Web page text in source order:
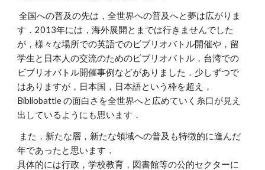
全国への普及の先は，全世界への普及へと夢は広がりま
す．2013年には，海外展開とまでは行きませんでした
が，様々な場所での英語でのビブリオバトル開催や，留
学生と日本人の交流のためのビブリオバトル，台湾での
ビブリオバトル開催事例などがありました．少しずつで
はありますが，日本国，日本語という枠を超え，
Bibliobattle の面白さを全世界へと広めていく糸口が見え
出しているようにも思います．
また，新たな層，新たな領域への普及も特徴的に進んだ
年であったと思います．
具体的には行政，学校教育，図書館等の公的セクターに